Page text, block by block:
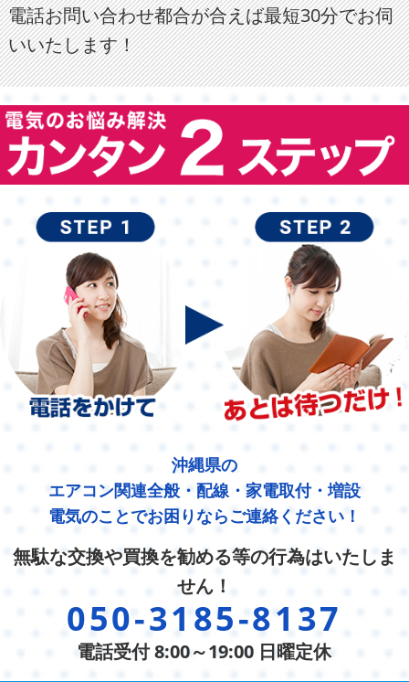
電話お問い合わせ都合が合えば最短30分でお伺
いいたします！
沖縄県の
エアコン関連全般・配線・家電取付・増設
電気のことでお困りならご連絡ください！
無駄な交換や買換を勧める等の行為はいたしま
せん！
050-3185-8137
電話受付 8:00～19:00 日曜定休